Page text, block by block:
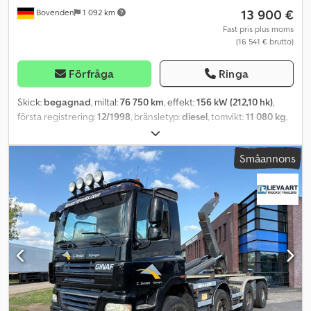
Bovenden 1 092 km 13 900 €
Fast pris plus moms
(16 541 € brutto)
Förfråga Ringa
Skick: begagnad, miltal:76 750 km, effekt:156 kW (212,10 hk),
första registrering:12/1998, bränsletyp:diesel, tomvikt:11 080 kg,
, totalvikt:
385/65R22.5, axelkonfiguration:4x2, hjulbas:3 580 mm, färg:
, förarhytt:dagskåp, växeltyp: , antal säten:3,
framdäcksdimension:385/65R22.5
, bakdäcksstorlek:
295/80R22.5, Utrustning:ABS, differentialspärr, extra
strålkastare, hytt, kran, servostyrning, Fordonsplats: Bovenden,
Kz. Haus, 1x luftfjädrad stol, dubbla passagerarsäten, elektriskt
fönster till vänster, ABS (antiblockeringssystem), kraftuttag,
differentialspärr, extraljus, underkörningsskydd, kran bak,
nödstopp, gripstyrning, hydrauliskt 2-punktsstöd. Axelavstånd:
3580 mm. Påbyggnad: Atlas AK 90.1 HDS A15 bakmonterad kran.
Pneumatisk passagerardörr, Caterpillar-motor typ R 2121-S,
axelbelastning fram 9 000 kg, bak 11 500 kg, kranen från år 2000,
Småannons